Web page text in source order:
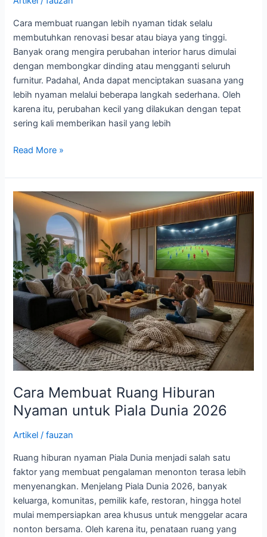
Cara membuat ruangan lebih nyaman tidak selalu
membutuhkan renovasi besar atau biaya yang tinggi.
Banyak orang mengira perubahan interior harus dimulai
dengan membongkar dinding atau mengganti seluruh
furnitur. Padahal, Anda dapat menciptakan suasana yang
lebih nyaman melalui beberapa langkah sederhana. Oleh
karena itu, perubahan kecil yang dilakukan dengan tepat
sering kali memberikan hasil yang lebih
Read More »
Cara Membuat Ruang Hiburan
Nyaman untuk Piala Dunia 2026
Artikel /fauzan
Ruang hiburan nyaman Piala Dunia menjadi salah satu
faktor yang membuat pengalaman menonton terasa lebih
menyenangkan. Menjelang Piala Dunia 2026, banyak
keluarga, komunitas, pemilik kafe, restoran, hingga hotel
mulai mempersiapkan area khusus untuk menggelar acara
nonton bersama. Oleh karena itu, penataan ruang yang
Cara
Membuat
Ruang
Hiburan
Nyaman
untuk
Piala
Dunia